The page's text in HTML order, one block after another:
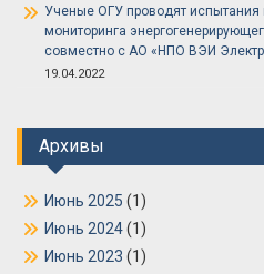
Ученые ОГУ проводят испытания
мониторинга
совместно с АО «НПО ВЭИ
19.04.2022
Архивы
Июнь 2025 (1)
Июнь 2024(1)
Июнь 2023 (1)